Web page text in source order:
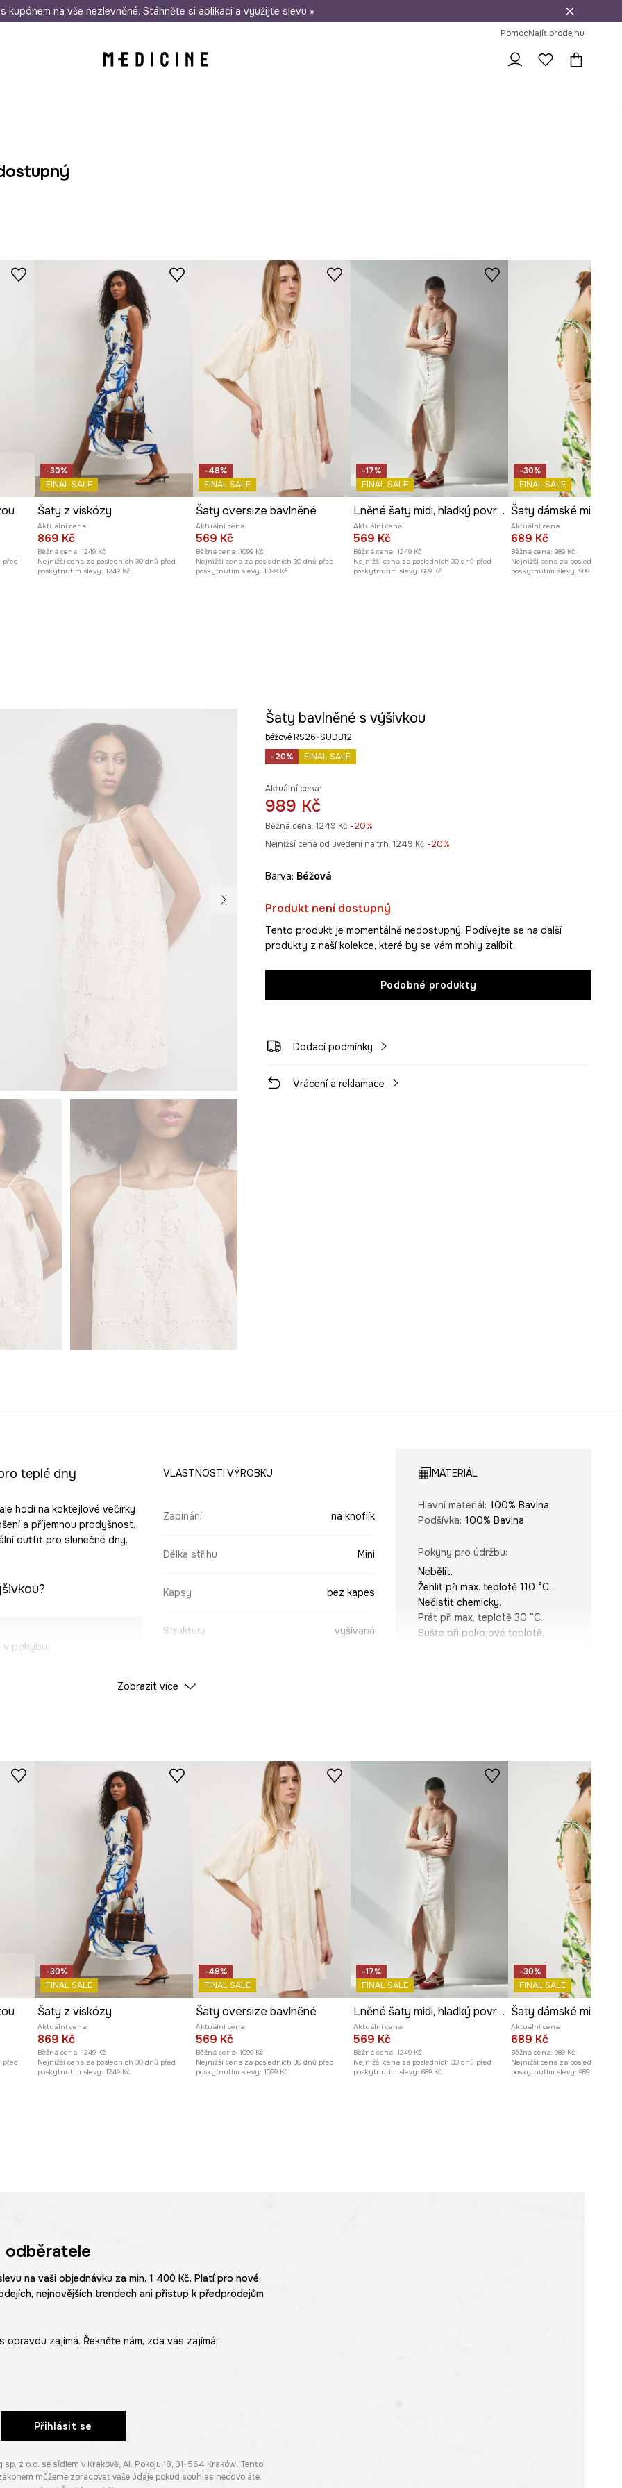
nákupu nad 1 200 Kč Odeslání i do 24 hodin 30 dní na vrácení zboží
s kupónem na vše nezlevněné. Stáhněte si aplikaci a využijte slevu »
PomocNajít prodejnu
před
-30%
FINAL SALE
Šaty z viskózy
Aktuální cena:
869 Kč
Běžná cena: 1249 Kč
Nejnižší cena za posledních 30 dnů před
poskytnutím slevy: 1249 Kč
-48%
FINAL SALE
Šaty oversize bavlněné
Aktuální cena:
569 Kč
Běžná cena: 1099 Kč
Nejnižší cena za posledních 30 dnů před
poskytnutím slevy: 1099 Kč
-17%
FINAL SALE
Lněné šaty midi, hladký povrch béžová barva
Aktuální cena:
569 Kč
Běžná cena: 1249 Kč
Nejnižší cena za posledních 30 dnů před
poskytnutím slevy: 689 Kč
-30%
FINAL SALE
Aktuální cena:
689 Kč
Běžná cena: 989 Kč
Nejnižší cena za posledních 30
poskytnutím slevy: 989 Kč
Šaty bavlněné s výšivkou
béžové RS26-SUDB12
-20%
FINAL SALE
Aktuální cena:
989 Kč
Běžná cena: 1249 Kč -20%
Nejnižší cena od uvedení na trh: 1249 Kč -20%
Barva: béžová
Produkt není dostupný
Tento produkt je momentálně nedostupný. Podívejte se na další
produkty z naší kolekce, které by se vám mohly zalíbit.
Podobné produkty
Dodací podmínky
Vrácení a reklamace
teplé dny
hodí na koktejlové večírky
a příjemnou prodyšnost.
outfit pro slunečné dny.
v pohybu.
materiálu.
outfitu
oblékání šatů.
kouzlo.
VLASTNOSTI VÝROBKU
Zapínání na knoflík
Délka střihu Mini
Kapsy bez kapes
Struktura vyšívaná
ÚDAJE O VÝROBKU
ID produktu RS26-SUDB12-01X
MATERIÁL
Hlavní materiál : 100% Bavlna
Podšívka: 100% Bavlna
Pokyny pro údržbu:
Nebělit.
Žehlit při max. teplotě 110 °C.
Nečistit chemicky.
Prát při max. teplotě 30 °C.
Sušte při pokojové teplotě.
ROZMĚRY
Míry uvedené pro velikost
Délka: 88 cm
Šířka podpaží
Modelka na fotografii je vysoká
173 cm a má na sebe velikost S
Prohlédněte si rozměry
Zobrazit více
před
-30%
FINAL SALE
Šaty z viskózy
Aktuální cena:
869 Kč
Běžná cena: 1249 Kč
Nejnižší cena za posledních 30 dnů před
poskytnutím slevy: 1249 Kč
-48%
FINAL SALE
Šaty oversize bavlněné
Aktuální cena:
569 Kč
Běžná cena: 1099 Kč
Nejnižší cena za posledních 30 dnů před
poskytnutím slevy: 1099 Kč
-17%
FINAL SALE
Lněné šaty midi, hladký povrch béžová barva
Aktuální cena:
569 Kč
Běžná cena: 1249 Kč
Nejnižší cena za posledních 30 dnů před
poskytnutím slevy: 689 Kč
-30%
FINAL SALE
Aktuální cena:
689 Kč
Běžná cena: 989 Kč
Nejnižší cena za posledních 30
poskytnutím slevy: 989 Kč
odběratele
na vaši objednávku za min. 1 400 Kč. Platí pro nové
nejnovějších trendech ani přístup k předprodejům
zajímá. Řekněte nám, zda vás zajímá:
Přihlásit se
z o.o. se sídlem v Krakově, Al. Pokoju 18, 31-564 Kraków. Tento
můžeme zpracovat vaše údaje pokud souhlas neodvoláte.